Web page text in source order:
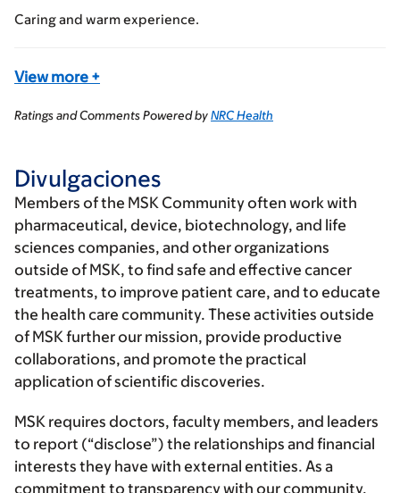
Caring and warm experience.
View more +
Ratings and Comments Powered byNRC Health
Divulgaciones
Members of the MSK Community often work with
pharmaceutical, device, biotechnology, and life
sciences companies, and other organizations
outside of MSK, to find safe and effective cancer
treatments, to improve patient care, and to educate
the health care community. These activities outside
of MSK further our mission, provide productive
collaborations, and promote the practical
application of scientific discoveries.
MSK requires doctors, faculty members, and leaders
to report (“disclose”) the relationships and financial
interests they have with external entities. As a
commitment to transparency with our community,